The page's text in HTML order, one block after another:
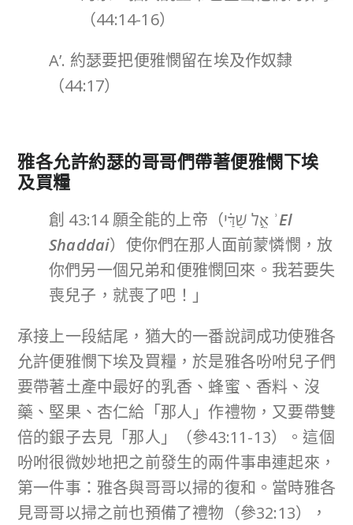
（44:14-16）
A’. 約瑟要把便雅憫留在埃及作奴隸
（44:17）
雅各允許約瑟的哥哥們帶著便雅憫下埃
及買糧
ʾEl
Shaddai）使你們在那人面前蒙憐憫，放
你們另一個兄弟和便雅憫回來。我若要失
喪兒子，就喪了吧！」
承接上一段結尾，猶大的一番說詞成功使雅各
允許便雅憫下埃及買糧，於是雅各吩咐兒子們
要帶著土產中最好的乳香、蜂蜜、香料、沒
藥、堅果、杏仁給「那人」作禮物，又要帶雙
倍的銀子去見「那人」（參43:11-13）。這個
吩咐很微妙地把之前發生的兩件事串連起來，
第一件事：雅各與哥哥以掃的復和。當時雅各
見哥哥以掃之前也預備了禮物（參32:13），